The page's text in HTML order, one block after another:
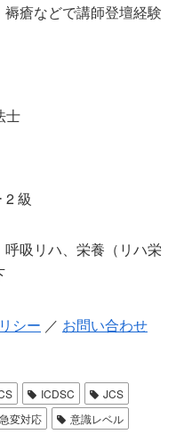
瘡などで講師登壇経験
士
2 級
吸リハ、栄養（リハ栄
シー ／ お問い合わせ
ICDSC
JCS
急変対応
意識レベル